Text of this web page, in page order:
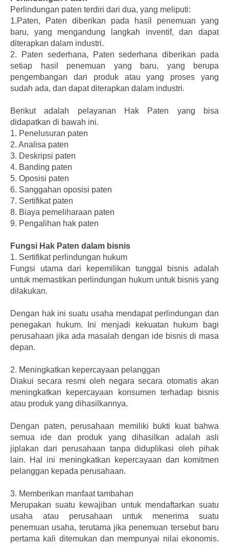
Perlindungan paten terdiri dari dua, yang meliputi:
1.Paten, Paten diberikan pada hasil penemuan yang
baru, yang mengandung langkah inventif, dan dapat
diterapkan dalam industri.
2. Paten sederhana, Paten sederhana diberikan pada
setiap hasil penemuan yang baru, yang berupa
pengembangan dari produk atau yang proses yang
sudah ada, dan dapat diterapkan dalam industri.
Berikut adalah pelayanan Hak Paten yang bisa
didapatkan di bawah ini.
1. Penelusuran paten
2. Analisa paten
3. Deskripsi paten
4. Banding paten
5. Oposisi paten
6. Sanggahan oposisi paten
7. Sertifikat paten
8. Biaya pemeliharaan paten
9. Pengalihan hak paten
Fungsi Hak Paten dalam bisnis
1. Sertifikat perlindungan hukum
Fungsi utama dari kepemilikan tunggal bisnis adalah
untuk memastikan perlindungan hukum untuk bisnis yang
dilakukan.
Dengan hak ini suatu usaha mendapat perlindungan dan
penegakan hukum. Ini menjadi kekuatan hukum bagi
perusahaan jika ada masalah dengan ide bisnis di masa
depan.
2. Meningkatkan kepercayaan pelanggan
Diakui secara resmi oleh negara secara otomatis akan
meningkatkan kepercayaan konsumen terhadap bisnis
atau produk yang dihasilkannya.
Dengan paten, perusahaan memiliki bukti kuat bahwa
semua ide dan produk yang dihasilkan adalah asli
jiplakan dari perusahaan tanpa diduplikasi oleh pihak
lain. Hal ini meningkatkan kepercayaan dan komitmen
pelanggan kepada perusahaan.
3. Memberikan manfaat tambahan
Merupakan suatu kewajiban untuk mendaftarkan suatu
usaha atau perusahaan untuk menerima suatu
penemuan usaha, terutama jika penemuan tersebut baru
pertama kali ditemukan dan mempunyai nilai ekonomis.